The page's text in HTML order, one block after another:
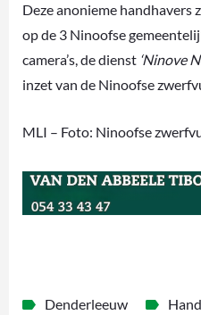
Deze anonieme handhavers
op de 3 Ninoofse
camera’s, de dienst ‘Ninove
inzet van de Ninoofse
MLI – Foto: Ninoofse
Denderleeuw